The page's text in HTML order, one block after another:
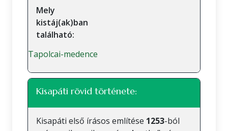
Mely
kistáj(ak)ban
található:
Tapolcai-medence
Kisapáti rövid története:
Kisapáti első írásos említése 1253-ból